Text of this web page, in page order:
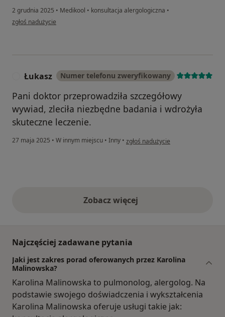
2 grudnia 2025 • Medikool • konsultacja alergologiczna •
w opinii użytkownika Jagoda
zgłoś nadużycie
Łukasz Numer telefonu zweryfikowany
Pani doktor przeprowadziła szczegółowy
wywiad, zleciła niezbędne badania i wdrożyła
skuteczne leczenie.
27 maja 2025 • W innym miejscu • Inny • w opinii użytkownika Łukasz
zgłoś nadużycie
Zobacz więcejopinie powyżej
Najczęściej zadawane pytania
Jaki jest zakres porad oferowanych przez Karolina
Malinowska?
Karolina Malinowska to pulmonolog, alergolog. Na
podstawie swojego doświadczenia i wykształcenia
Karolina Malinowska oferuje usługi takie jak: